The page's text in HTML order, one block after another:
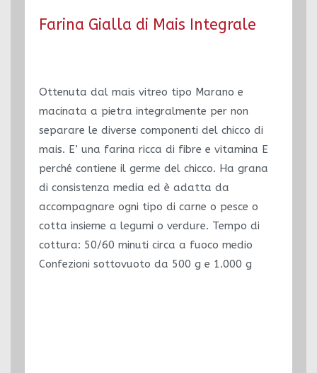
Farina Gialla di Mais Integrale
Ottenuta dal mais vitreo tipo Marano e
macinata a pietra integralmente per non
separare le diverse componenti del chicco di
mais. E’ una farina ricca di fibre e vitamina E
perché contiene il germe del chicco. Ha grana
di consistenza media ed è adatta da
accompagnare ogni tipo di carne o pesce o
cotta insieme a legumi o verdure. Tempo di
cottura: 50/60 minuti circa a fuoco medio
Confezioni sottovuoto da 500 g e 1.000 g